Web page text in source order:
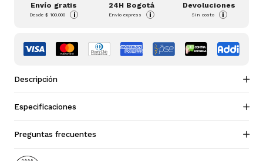
Envío gratis
Desde$ 100.000 i
24H Bogotá
Envío express i
Devoluciones
Sin costo i
Descripción
Especificaciones
Preguntas frecuentes